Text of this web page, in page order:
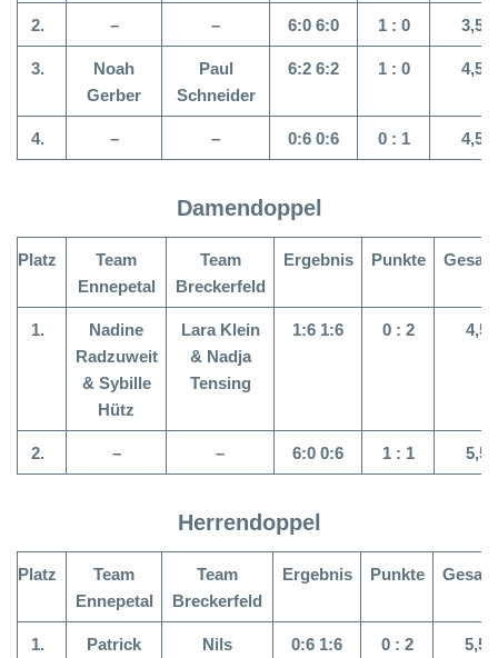
2. – – 6:0 6:0 1 : 0 3,5 :
3.
Noah
Gerber
Paul
Schneider
6:2 6:2 1 : 0 4,5 :
4. – – 0:6 0:6 0 : 1 4,5 :
Damendoppel
Platz
Team
Ennepetal
Team
Breckerfeld
Ergebnis Punkte
1.
Nadine
Radzuweit
& Sybille
Hütz
Lara Klein
& Nadja
Tensing
1:6 1:6 0 : 2 4,5
2. – – 6:0 0:6 1 : 1 5,5
Herrendoppel
Platz
Team
Ennepetal
Team
Breckerfeld
Ergebnis Punkte
1.
Patrick
Nils
0:6 1:6 0 : 2 5,5